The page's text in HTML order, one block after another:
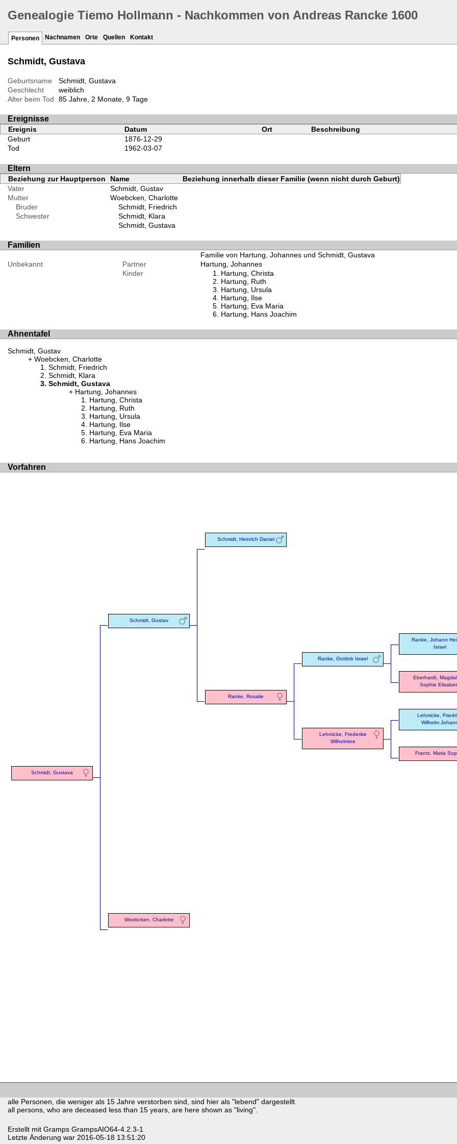
Genealogie Tiemo Hollmann - Nachkommen von Andreas Rancke 1600
Personen Nachnamen Orte Quellen Kontakt
Schmidt, Gustava
Geburtsname
Schmidt, Gustava
Geschlecht
weiblich
Alter beim Tod
85 Jahre, 2 Monate, 9 Tage
Ereignisse
Ereignis Datum Ort Beschreibung
Geburt
1876-12-29
Tod
1962-03-07
Eltern
Beziehung zur Hauptperson Name
Beziehung innerhalb dieser Familie (wenn nicht durch Geburt)
Vater
Schmidt, Gustav
Mutter
Woebcken, Charlotte
Bruder
Schmidt, Friedrich
Schwester
Schmidt, Klara
Schmidt, Gustava
Familien
Familie von Hartung, Johannes und Schmidt, Gustava
Unbekannt
Partner
Hartung, Johannes
Kinder
Hartung, Christa
Hartung, Ruth
Hartung, Ursula
Hartung, Ilse
Hartung, Eva Maria
Hartung, Hans Joachim
Ahnentafel
Schmidt, Gustav
Woebcken, Charlotte
Schmidt, Friedrich
Schmidt, Klara
Schmidt, Gustava
Hartung, Johannes
Hartung, Christa
Hartung, Ruth
Hartung, Ursula
Hartung, Ilse
Hartung, Eva Maria
Hartung, Hans Joachim
Vorfahren
Schmidt, Gustava
Schmidt, Gustav
Schmidt, Heinrich Daniel
Ranke, Rosalie
Ranke, Gottlob Israel
Ranke, Johann
Israel
Eberhardt,
Sophie
Lehmicke, Frederike
Wilhelmine
Lehmicke,
Wilhelm
Frantz, Maria
Woebcken, Charlotte
alle Personen, die weniger als 15 Jahre verstorben sind, sind hier als "lebend" dargestellt.
all persons, who are deceased less than 15 years, are here shown as "living".
Erstellt mit Gramps GrampsAIO64-4.2.3-1
Letzte Änderung war 2016-05-18 13:51:20